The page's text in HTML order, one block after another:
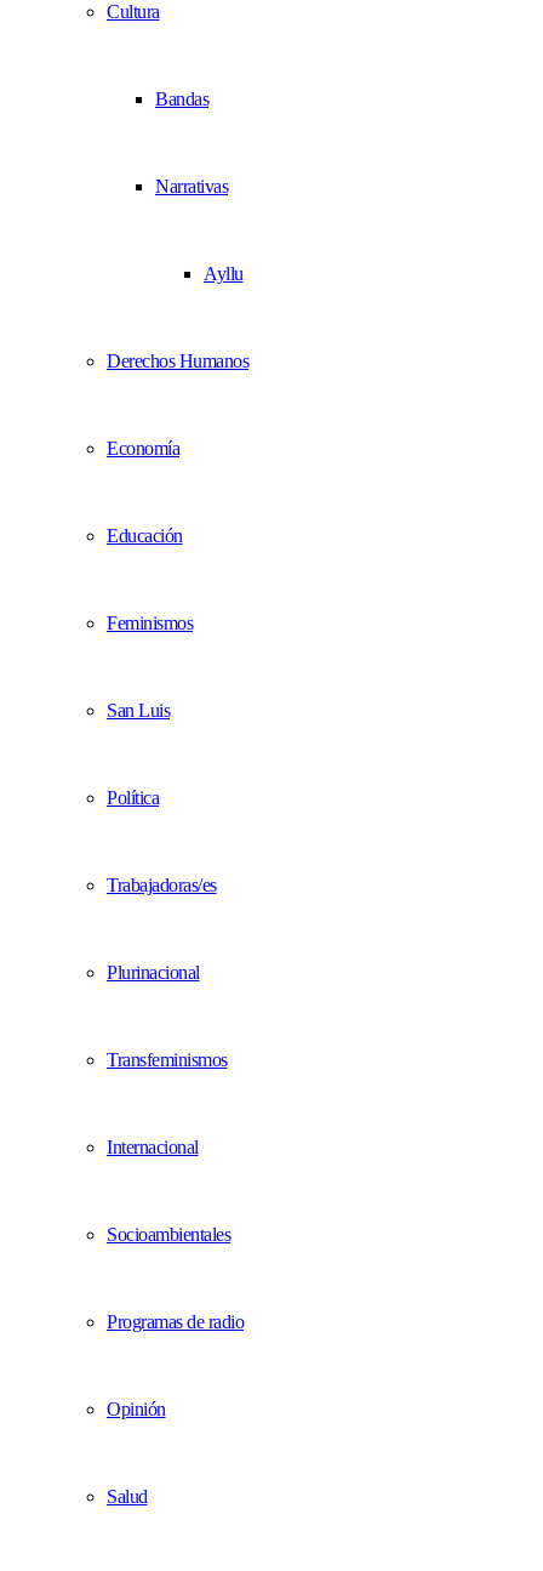
Cultura
Bandas
Narrativas
Ayllu
Derechos Humanos
Economía
Educación
Feminismos
San Luis
Política
Trabajadoras/es
Plurinacional
Transfeminismos
Internacional
Socioambientales
Programas de radio
Opinión
Salud